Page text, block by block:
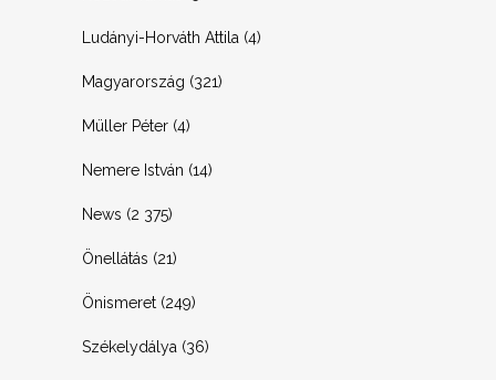
Ludányi-Horváth Attila (4)
Magyarország (321)
Müller Péter (4)
Nemere István (14)
News (2 375)
Önellátás (21)
Önismeret (249)
Székelydálya (36)